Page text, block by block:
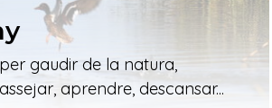
gaudir de la natura,
aprendre, descansar...